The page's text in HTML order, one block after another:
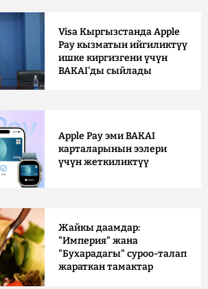
Visa Кыргызстанда Apple
Pay кызматын ийгиликтүү
ишке киргизгени үчүн
BAKAI'ды сыйлады
Apple Pay эми BAKAI
карталарынын ээлери
үчүн жеткиликтүү
Жайкы даамдар:
"Империя" жана
"Бухарадагы" суроо-талап
жараткан тамактар